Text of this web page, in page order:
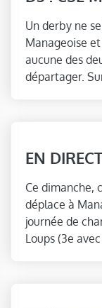
Un derby ne
Manageoise
aucune des
départager.
EN
Ce dimanche,
déplace à
journée de
Loups (3e